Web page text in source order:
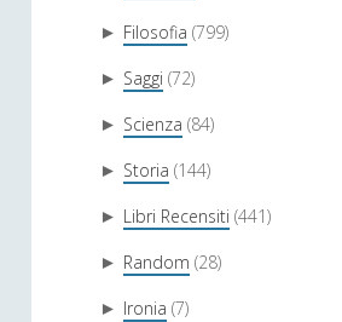
► Filosofia (799)
► Saggi (72)
► Scienza (84)
► Storia (144)
► Libri Recensiti (441)
► Random (28)
► Ironia (7)